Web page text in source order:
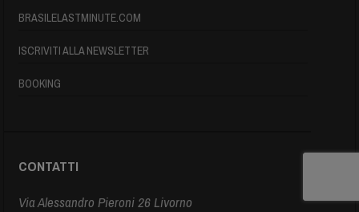
BRASILELASTMINUTE.COM
ISCRIVITI ALLA NEWSLETTER
BOOKING
CONTATTI
Via Alessandro Pieroni 26 Livorno